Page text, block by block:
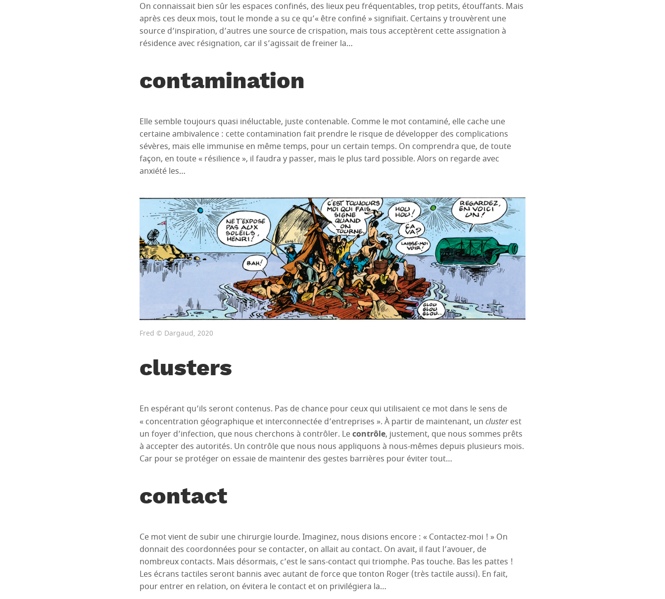
On connaissait bien sûr les espaces confinés, des lieux peu fréquentables, trop petits, étouffants. Mais
après ces deux mois, tout le monde a su ce qu’« être confiné » signifiait. Certains y trouvèrent une
source d’inspiration, d’autres une source de crispation, mais tous acceptèrent cette assignation à
résidence avec résignation, car il s’agissait de freiner la…
contamination
Elle semble toujours quasi inéluctable, juste contenable. Comme le mot contaminé, elle cache une
certaine ambivalence : cette contamination fait prendre le risque de développer des complications
sévères, mais elle immunise en même temps, pour un certain temps. On comprendra que, de toute
façon, en toute « résilience », il faudra y passer, mais le plus tard possible. Alors on regarde avec
anxiété les…
Fred © Dargaud, 2020
clusters
En espérant qu’ils seront contenus. Pas de chance pour ceux qui utilisaient ce mot dans le sens de
« concentration géographique et interconnectée d’entreprises ». À partir de maintenant, un clusterest
un foyer d’infection, que nous cherchons à contrôler. Lecontrôle, justement, que nous sommes prêts
à accepter des autorités. Un contrôle que nous nous appliquons à nous-mêmes depuis plusieurs mois.
Car pour se protéger on essaie de maintenir des gestes barrières pour éviter tout…
contact
Ce mot vient de subir une chirurgie lourde. Imaginez, nous disions encore : « Contactez-moi ! » On
donnait des coordonnées pour se contacter, on allait au contact. On avait, il faut l’avouer, de
nombreux contacts. Mais désormais, c’est le sans-contact qui triomphe. Pas touche. Bas les pattes !
Les écrans tactiles seront bannis avec autant de force que tonton Roger (très tactile aussi). En fait,
pour entrer en relation, on évitera le contact et on privilégiera la…